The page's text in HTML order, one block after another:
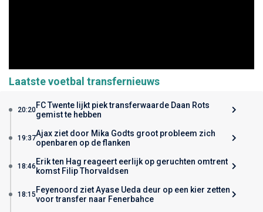
Laatste voetbal transfernieuws
20:20FC Twente lijkt piek transferwaarde Daan Rots
gemist te hebben
19:37Ajax ziet door Mika Godts groot probleem zich
openbaren op de flanken
18:46 Erik ten Hag reageert eerlijk op geruchten omtrent
komst Filip Thorvaldsen
18:15 Feyenoord ziet Ayase Ueda deur op een kier zetten
voor transfer naar Fenerbahce